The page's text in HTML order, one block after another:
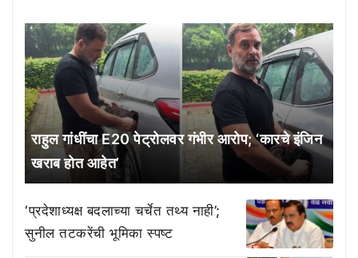
राहुल गांधींचा E20 पेट्रोलवर गंभीर आरोप; ‘कारचे इंजिन
खराब होत आहेत’
‘प्रदेशाध्यक्ष बदलाच्या चर्चेत तथ्य नाही’;
सुनील तटकरेंची भूमिका स्पष्ट